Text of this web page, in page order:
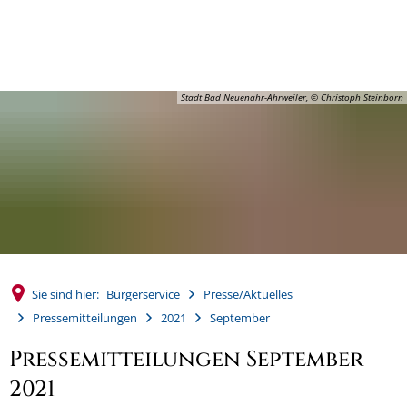
Stadt Bad Neuenahr-Ahrweiler, © Christoph Steinborn
Sie sind hier: Bürgerservice
Presse/Aktuelles
Pressemitteilungen
2021 September
Pressemitteilungen September
2021